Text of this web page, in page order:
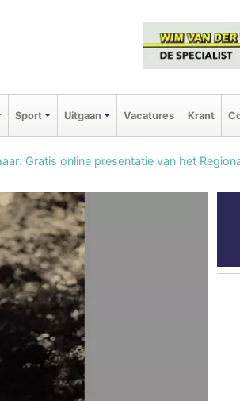
Sport Uitgaan Vacatures Krant
Gratis online presentatie van het